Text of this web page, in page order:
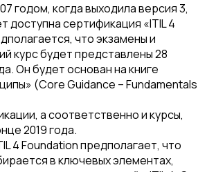
годом, когда выходила версия 3,
доступна сертификация «ITIL 4
что экзамены и
курс будет представлены 28
Он будет основан на книге
(Core Guidance – Fundamentals
а соответственно и курсы,
2019 года.
4 Foundation предполагает, что
в ключевых элементах,